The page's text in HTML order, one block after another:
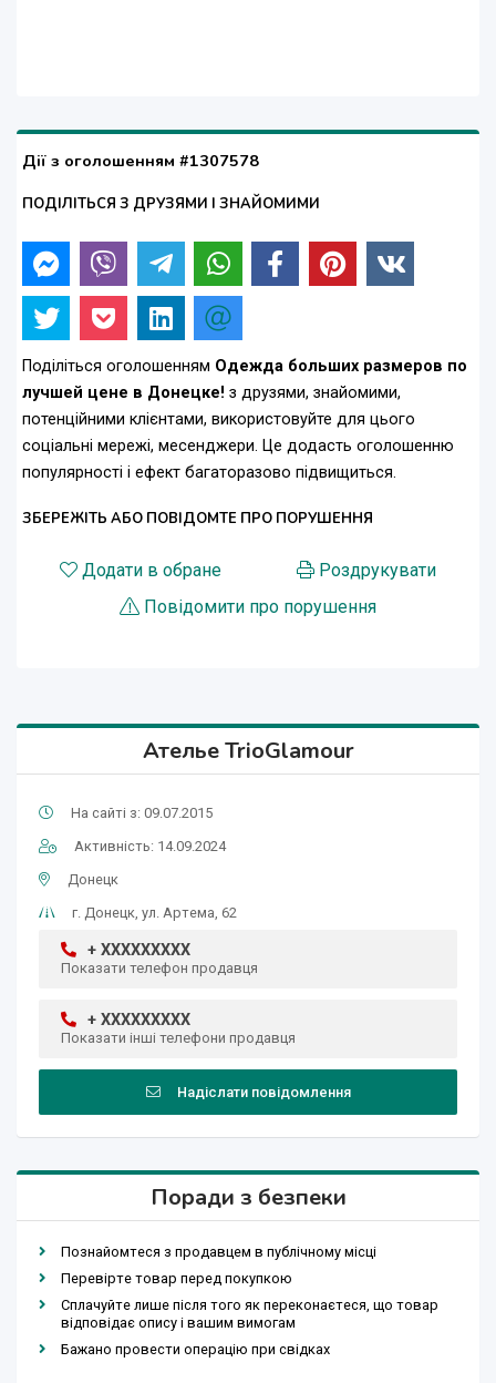
Дії з оголошенням #1307578
ПОДІЛІТЬСЯ З ДРУЗЯМИ І ЗНАЙОМИМИ
Поділіться оголошенням Одежда больших размеров по
лучшей цене в Донецке! з друзями, знайомими,
потенційними клієнтами, використовуйте для цього
соціальні мережі, месенджери. Це додасть оголошенню
популярності і ефект багаторазово підвищиться.
ЗБЕРЕЖІТЬ АБО ПОВІДОМТЕ ПРО ПОРУШЕННЯ
Додати в обране
Роздрукувати
Повідомити про порушення
Ателье TrioGlamour
На сайті з: 09.07.2015
Активність: 14.09.2024
Донецк
г. Донецк, ул. Артема, 62
+ XXXXXXXXX
Показати телефон продавця
+ XXXXXXXXX
Показати інші телефони продавця
Надіслати повідомлення
Поради з безпеки
Познайомтеся з продавцем в публічному місці
Перевірте товар перед покупкою
Сплачуйте лише після того як переконаєтеся, що товар
відповідає опису і вашим вимогам
Бажано провести операцію при свідках